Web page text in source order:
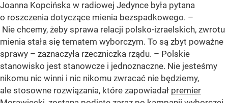
Joanna Kopcińska w radiowej Jedynce była pytana
o roszczenia dotyczące mienia bezspadkowego. –
Nie chcemy, żeby sprawa relacji polsko-izraelskich, zwrotu
mienia stała się tematem wyborczym. To są zbyt poważne
sprawy – zaznaczyła rzeczniczka rządu. – Polskie
stanowisko jest stanowcze i jednoznaczne. Nie jesteśmy
nikomu nic winni i nic nikomu zwracać nie będziemy,
ale stosowne rozwiązania, które zapowiadał premier